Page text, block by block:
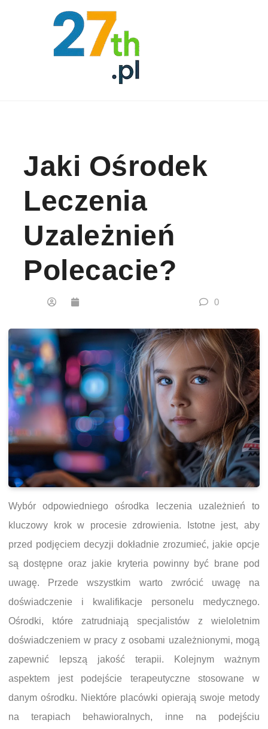
Jaki Ośrodek
Leczenia
Uzależnień
Polecacie?
0
Wybór odpowiedniego ośrodka leczenia uzależnień to
kluczowy krok w procesie zdrowienia. Istotne jest, aby
przed podjęciem decyzji dokładnie zrozumieć, jakie opcje
są dostępne oraz jakie kryteria powinny być brane pod
uwagę. Przede wszystkim warto zwrócić uwagę na
doświadczenie i kwalifikacje personelu medycznego.
Ośrodki, które zatrudniają specjalistów z wieloletnim
doświadczeniem w pracy z osobami uzależnionymi, mogą
zapewnić lepszą jakość terapii. Kolejnym ważnym
aspektem jest podejście terapeutyczne stosowane w
danym ośrodku. Niektóre placówki opierają swoje metody
na terapiach behawioralnych, inne na podejściu